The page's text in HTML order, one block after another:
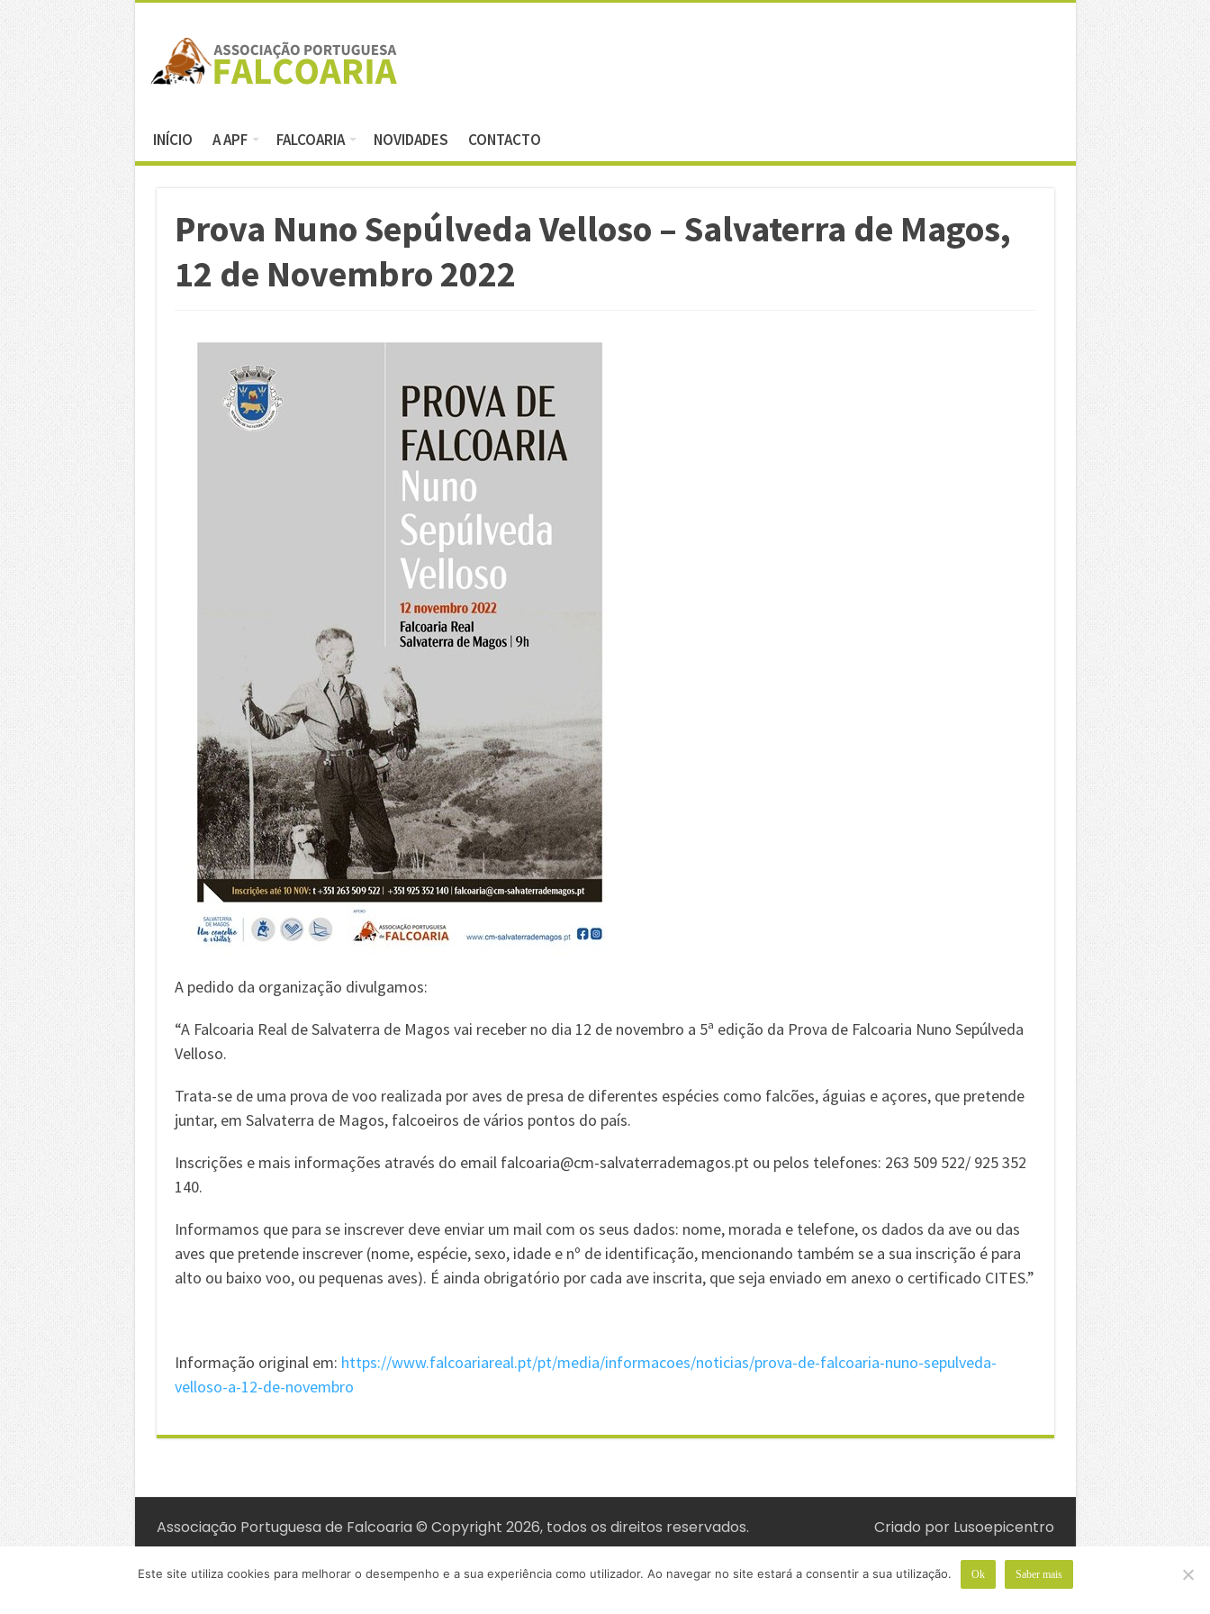
INÍCIO A APF FALCOARIA NOVIDADES CONTACTO
Prova Nuno Sepúlveda Velloso – Salvaterra de Magos,
12 de Novembro 2022
A pedido da organização divulgamos:
“A Falcoaria Real de Salvaterra de Magos vai receber no dia 12 de novembro a 5ª edição da Prova de Falcoaria Nuno Sepúlveda
Velloso.
Trata-se de uma prova de voo realizada por aves de presa de diferentes espécies como falcões, águias e açores, que pretende
juntar, em Salvaterra de Magos, falcoeiros de vários pontos do país.
Inscrições e mais informações através do email falcoaria@cm-salvaterrademagos.pt ou pelos telefones: 263 509 522/ 925 352
140.
Informamos que para se inscrever deve enviar um mail com os seus dados: nome, morada e telefone, os dados da ave ou das
aves que pretende inscrever (nome, espécie, sexo, idade e nº de identificação, mencionando também se a sua inscrição é para
alto ou baixo voo, ou pequenas aves). É ainda obrigatório por cada ave inscrita, que seja enviado em anexo o certificado CITES.”
Informação original em: https://www.falcoariareal.pt/pt/media/informacoes/noticias/prova-de-falcoaria-nuno-sepulveda-
velloso-a-12-de-novembro
Criado por Lusoepicentro
Associação Portuguesa de Falcoaria © Copyright 2026, todos os direitos reservados.
Este site utiliza cookies para melhorar o desempenho e a sua experiência como utilizador. Ao navegar no site estará a consentir a sua utilização. Ok Saber mais